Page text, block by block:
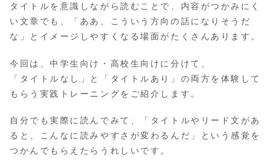
タイトルを意識しながら読むことで、内容がつかみにく
い文章でも、「ああ、こういう方向の話になりそうだ
な」とイメージしやすくなる場面がたくさんあります。
今回は、中学生向け・高校生向けに分けて、
「タイトルなし」と「タイトルあり」の両方を体験して
もらう実践トレーニングをご紹介します。
自分でも実際に読んでみて、「タイトルやリード文があ
ると、こんなに読みやすさが変わるんだ」という感覚を
つかんでもらえたらうれしいです。